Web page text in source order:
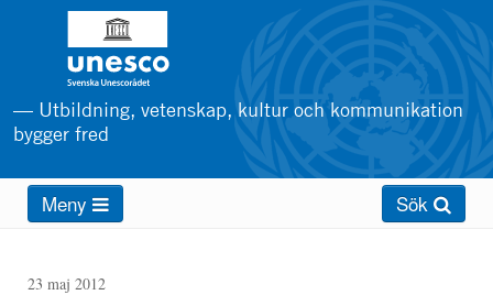
huvudinnehåll
— Utbildning, vetenskap, kultur och kommunikation
bygger fred
Main
menuMeny Sök
23 maj 2012